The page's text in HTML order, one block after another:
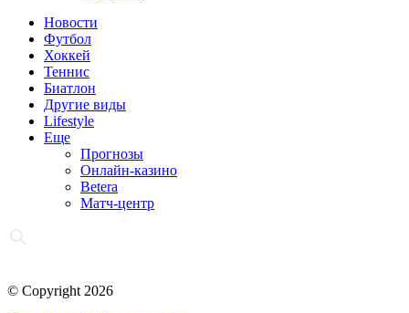
Новости
Футбол
Хоккей
Теннис
Биатлон
Другие виды
Lifestyle
Еще
Прогнозы
Онлайн-казино
Betera
Матч-центр
© Copyright 2026